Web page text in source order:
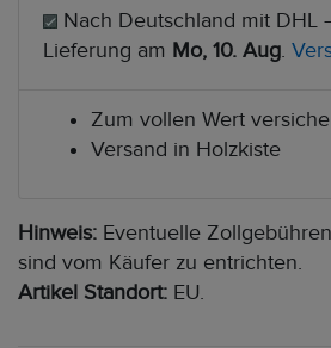
Nach Deutschland mit DHL
Lieferung am Mo, 10. Aug.
Zum vollen Wert
Versand in Holzkiste
Hinweis: Eventuelle
sind vom Käufer zu entrichten.
Artikel Standort: EU.